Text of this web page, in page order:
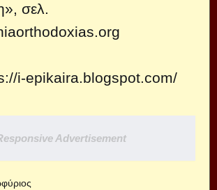
σελ.
i-epikaira.blogspot.com/
Advertisement